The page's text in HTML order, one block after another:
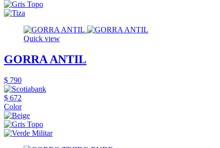
Quick view
GORRA ANTIL
$ 790
$ 672
Color